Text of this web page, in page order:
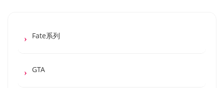
Fate系列
GTA